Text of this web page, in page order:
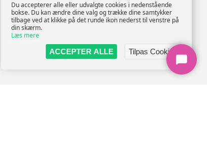
Du accepterer alle eller udvalgte cookies i nedenstående
bokse. Du kan ændre dine valg og trække dine samtykker
tilbage ved at klikke på det runde ikon nederst til venstre på
din skærm.
Læs mere
ACCEPTER ALLE
Tilpas Cookies